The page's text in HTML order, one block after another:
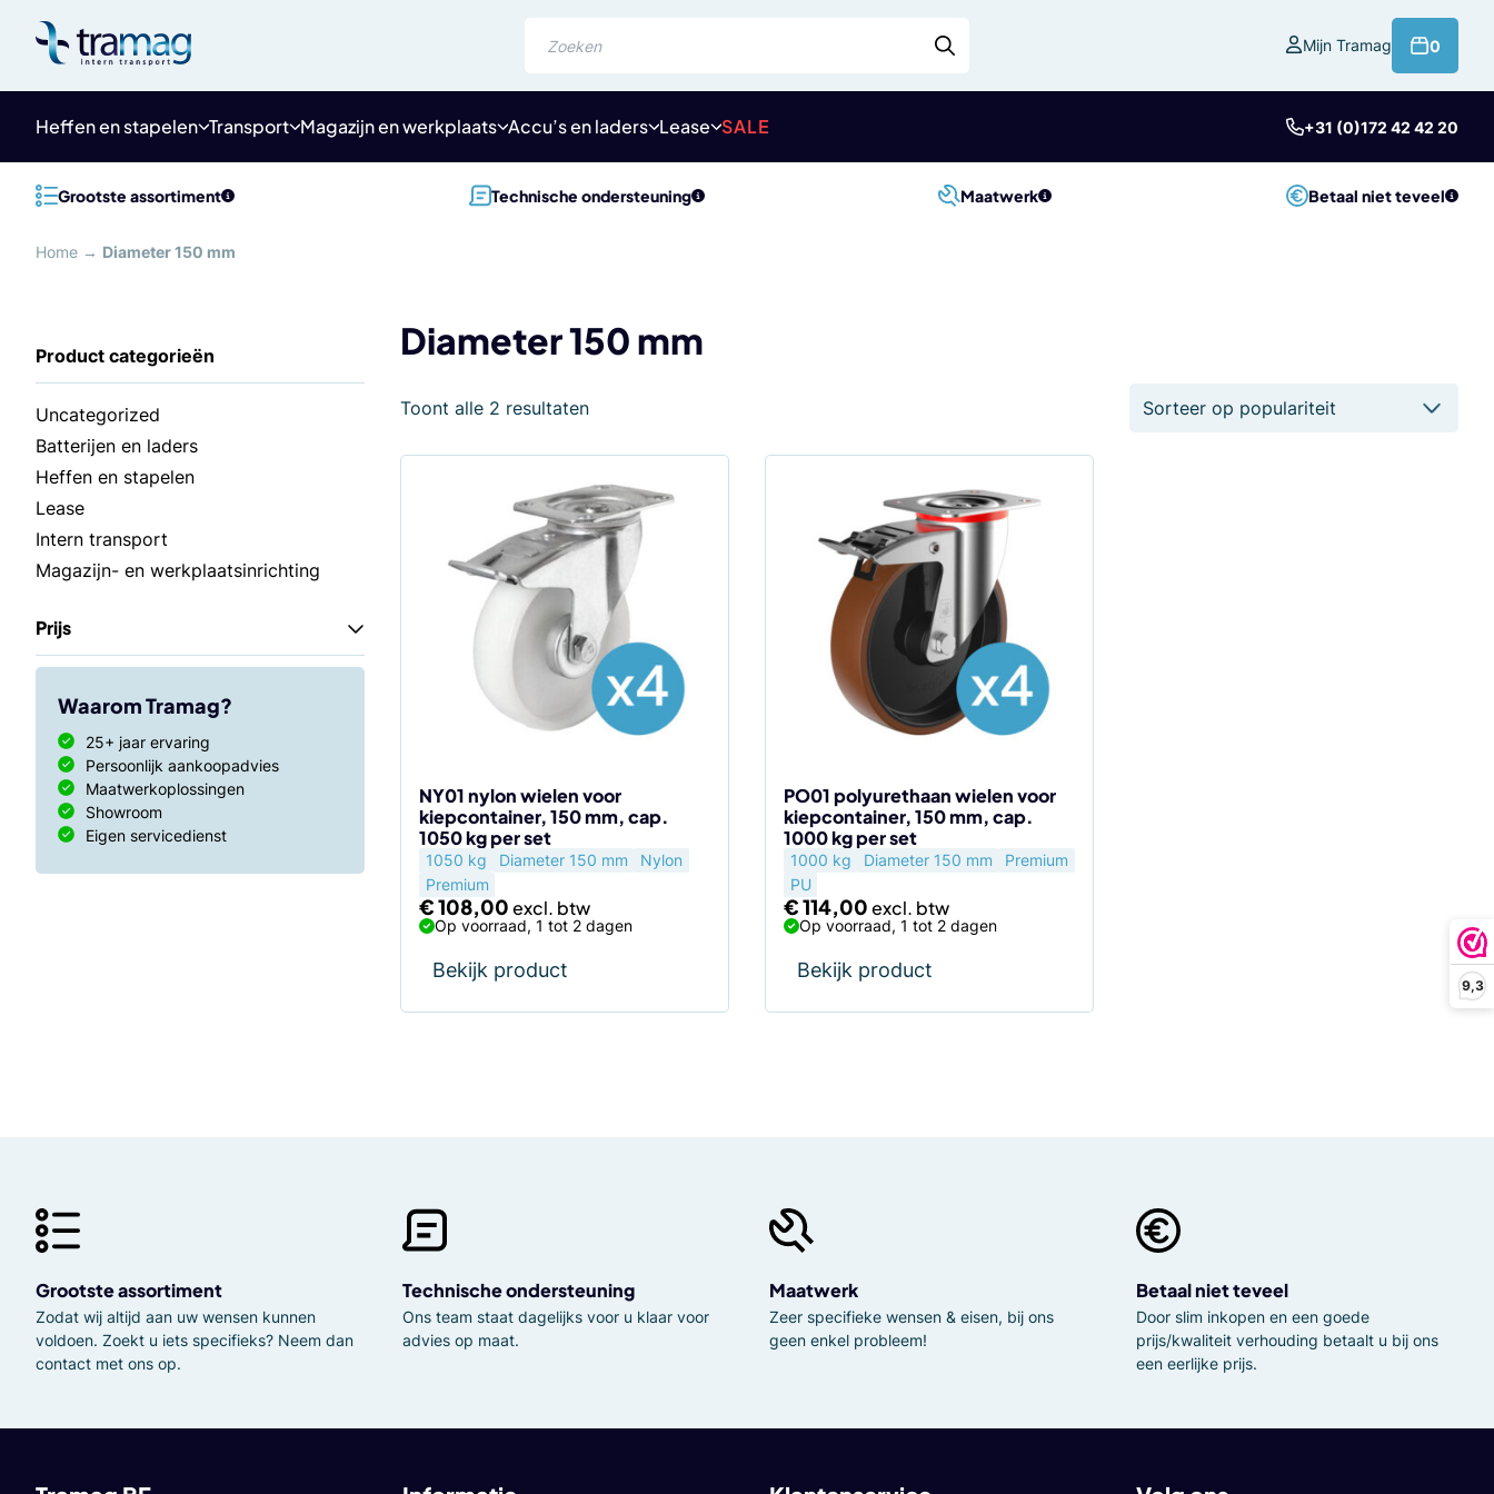
9,3
content
Mijn Tramag
0
Heffen en stapelen Transport Magazijn en werkplaats Accu’s en laders Lease SALE +31 (0)172 42 42 20
Grootste assortiment Technische ondersteuning Maatwerk Betaal niet teveel
Home → Diameter 150 mm
Diameter 150 mm
Uncategorized
Batterijen en laders
Heffen en stapelen
Lease
Intern transport
Magazijn- en werkplaatsinrichting
Prijs
Waarom Tramag?
25+ jaar ervaring
Persoonlijk aankoopadvies
Maatwerkoplossingen
Showroom
Eigen servicedienst
Toont alle 2 resultatenGesorteerd
populariteit
NY01 nylon wielen voor
kiepcontainer, 150 mm, cap.
1050 kg per set
1050 kg Diameter 150 mm
Nylon
Premium
€108,00
Op voorraad, 1 tot 2 dagen
Bekijk product
PO01 polyurethaan wielen voor
kiepcontainer, 150 mm, cap.
1000 kg per set
1000 kg Diameter 150 mm
Premium
PU
€114,00
Op voorraad, 1 tot 2 dagen
Bekijk product
Grootste assortiment
Zodat wij altijd aan uw wensen kunnen
voldoen. Zoekt u iets specifieks? Neem dan
contact met ons op.
Technische ondersteuning
Ons team staat dagelijks voor u klaar voor
advies op maat.
Maatwerk
Zeer specifieke wensen & eisen, bij ons
geen enkel probleem!
Betaal niet teveel
Door slim inkopen en een goede
prijs/kwaliteit verhouding betaalt u bij ons
een eerlijke prijs.